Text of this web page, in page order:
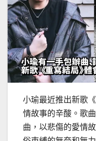
小瑜最近推出新歌
情故事的辛酸。歌
曲，以悲傷的愛情